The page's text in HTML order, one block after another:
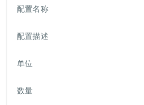
配置名称
配置描述
单位
数量